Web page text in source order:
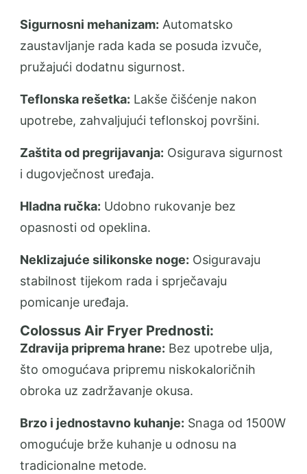
Sigurnosni mehanizam: Automatsko
zaustavljanje rada kada se posuda izvuče,
pružajući dodatnu sigurnost.
Teflonska rešetka: Lakše čišćenje nakon
upotrebe, zahvaljujući teflonskoj površini.
Zaštita od pregrijavanja: Osigurava sigurnost
i dugovječnost uređaja.
Hladna ručka: Udobno rukovanje bez
opasnosti od opeklina.
Neklizajuće silikonske noge: Osiguravaju
stabilnost tijekom rada i sprječavaju
pomicanje uređaja.
Colossus Air Fryer Prednosti:
Zdravija priprema hrane: Bez upotrebe ulja,
što omogućava pripremu niskokaloričnih
obroka uz zadržavanje okusa.
Brzo i jednostavno kuhanje: Snaga od 1500W
omogućuje brže kuhanje u odnosu na
tradicionalne metode.